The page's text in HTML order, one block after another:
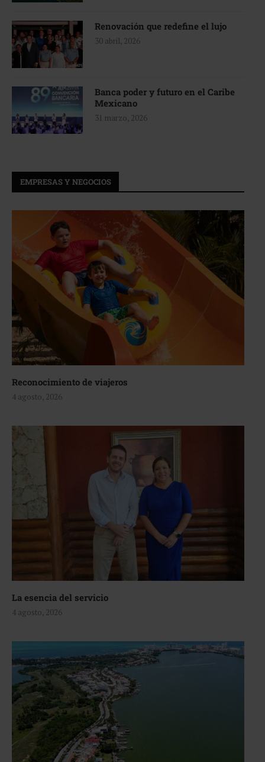
Renovación que redefine el lujo
30 abril, 2026
Banca poder y futuro en el Caribe
Mexicano
31 marzo, 2026
EMPRESAS Y NEGOCIOS
Reconocimiento de viajeros
4 agosto, 2026
La esencia del servicio
4 agosto, 2026